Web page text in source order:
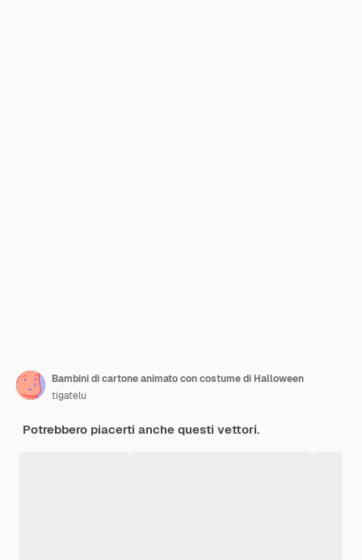
Bambini di cartone animato con costume di Halloween
tigatelu
Potrebbero piacerti anche questi vettori.